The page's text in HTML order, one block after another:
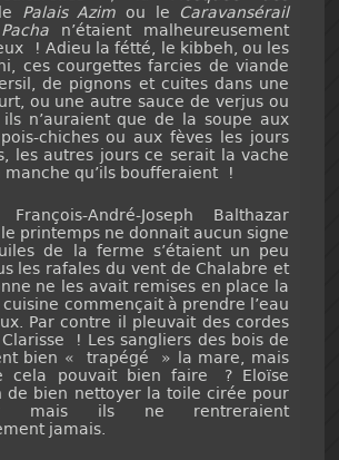
Palais Azim ou le
Caravansérail
n’étaient malheureusement
! Adieu la fétté, le kibbeh, ou les
ces courgettes farcies de viande
de pignons et cuites dans une
ou une autre sauce de verjus ou
n’auraient que de la soupe aux
chiches ou aux fèves les jours
les autres jours ce serait la vache
manche qu’ils boufferaient !
André-Joseph Balthazar
printemps ne donnait aucun signe
de la ferme s’étaient un peu
les rafales du vent de Chalabre et
ne les avait remises en place la
commençait à prendre l’eau
Par contre il pleuvait des cordes
! Les sangliers des bois de
bien « trapégé » la mare, mais
cela pouvait bien faire ? Eloïse
de bien nettoyer la toile cirée pour
mais ils ne rentreraient
jamais.